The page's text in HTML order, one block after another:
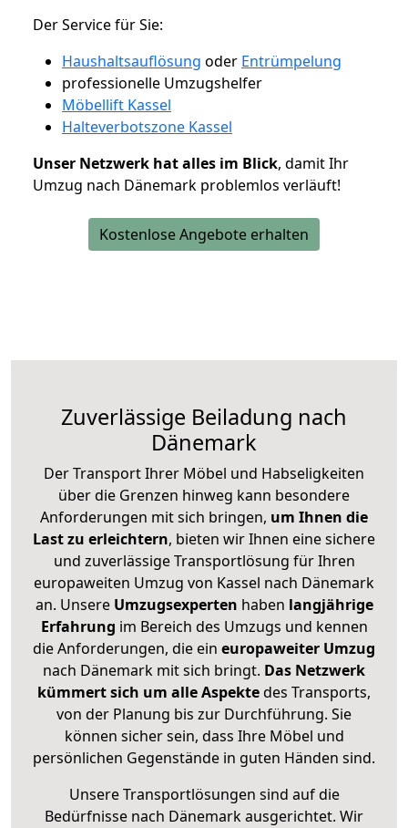
Der Service für Sie:
Haushaltsauflösung oder Entrümpelung
professionelle Umzugshelfer
Möbellift Kassel
Halteverbotszone Kassel
Unser Netzwerk hat alles im Blick, damit Ihr
Umzug nach Dänemark problemlos verläuft!
Kostenlose Angebote erhalten
Zuverlässige Beiladung nach
Dänemark
Der Transport Ihrer Möbel und Habseligkeiten
über die Grenzen hinweg kann besondere
Anforderungen mit sich bringen, um Ihnen die
Last zu erleichtern, bieten wir Ihnen eine sichere
und zuverlässige Transportlösung für Ihren
europaweiten Umzug von Kassel nach Dänemark
an. Unsere Umzugsexperten haben langjährige
Erfahrung im Bereich des Umzugs und kennen
die Anforderungen, die ein europaweiter Umzug
nach Dänemark mit sich bringt. Das Netzwerk
kümmert sich um alle Aspektedes Transports,
von der Planung bis zur Durchführung. Sie
können sicher sein, dass Ihre Möbel und
persönlichen Gegenstände in guten Händen sind.
Unsere Transportlösungen sind auf die
Bedürfnisse nach Dänemark ausgerichtet. Wir